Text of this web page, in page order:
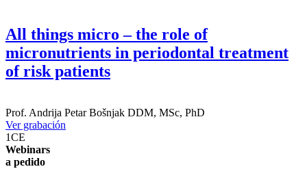
All things micro – the role of
micronutrients in periodontal treatment
of risk patients
Prof. Andrija Petar Bošnjak DDM, MSc, PhD
Ver grabación
1CE
Webinars
a pedido